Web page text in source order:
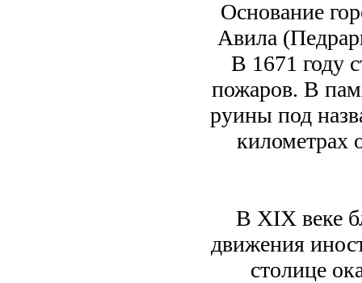
Основание
Авила
В 1671 году
пожаров. В
руины под
километрах
В XIX веке
движения
столице